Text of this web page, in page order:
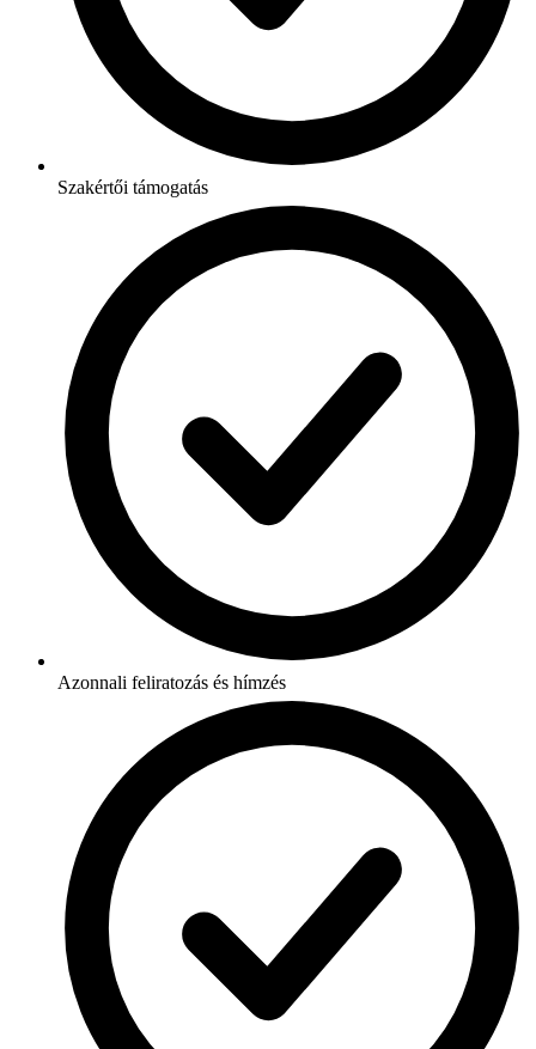
Szakértői támogatás
Azonnali feliratozás és hímzés